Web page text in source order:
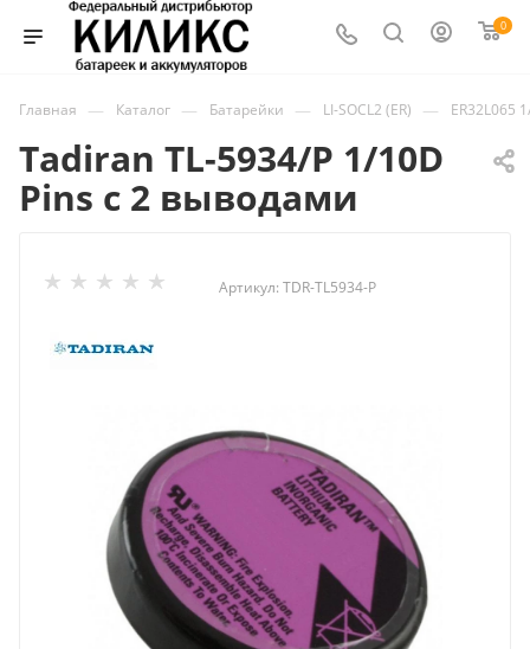
0
Главная — Каталог — Батарейки — LI-SOCL2 (ER) — ER32L065
Tadiran TL-5934/P 1/10D
Pins с 2 выводами
Артикул: TDR-TL5934-P